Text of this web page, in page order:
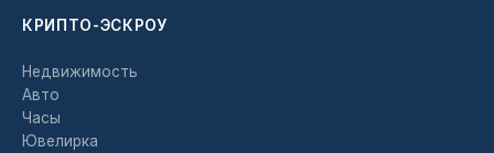
КРИПТО-ЭСКРОУ
Недвижимость
Авто
Часы
Ювелирка